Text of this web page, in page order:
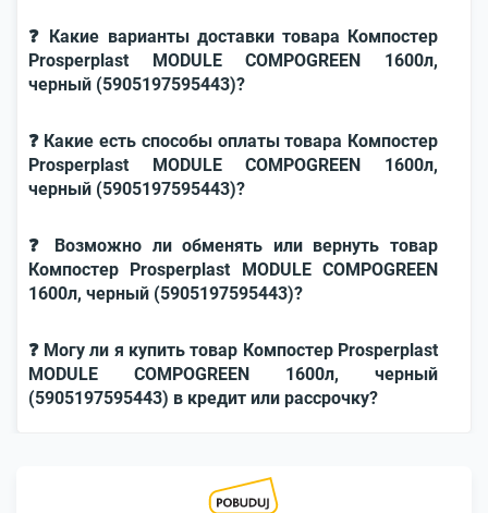
❓ Какие варианты доставки товара Компостер
Prosperplast MODULE COMPOGREEN 1600л,
черный (5905197595443)?
❓ Какие есть способы оплаты товара Компостер
Prosperplast MODULE COMPOGREEN 1600л,
черный (5905197595443)?
❓ Возможно ли обменять или вернуть товар
Компостер Prosperplast MODULE COMPOGREEN
1600л, черный (5905197595443)?
❓ Могу ли я купить товар Компостер Prosperplast
MODULE COMPOGREEN 1600л, черный
(5905197595443) в кредит или рассрочку?